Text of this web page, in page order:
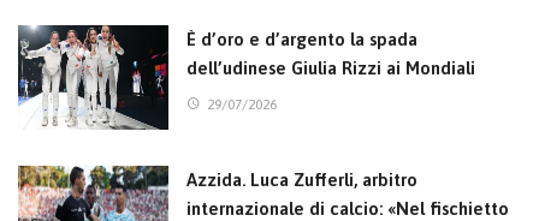
È d’oro e d’argento la spada
dell’udinese Giulia Rizzi ai Mondiali
29/07/2026
Azzida. Luca Zufferli, arbitro
internazionale di calcio: «Nel fischietto